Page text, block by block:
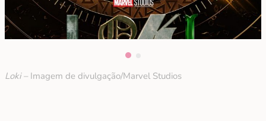
Loki – Imagem de divulgação/Marvel Studios